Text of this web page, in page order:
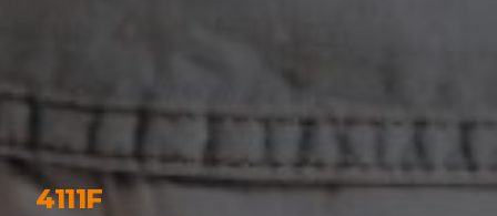
4111F